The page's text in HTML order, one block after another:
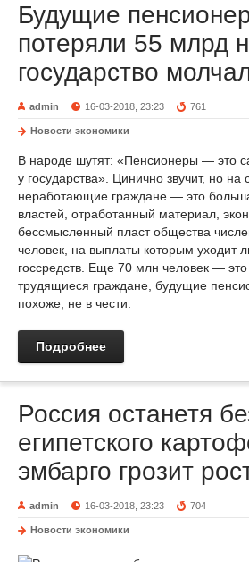
Будущие
потеряли 55 млрд
государство
admin 16-03-2018, 23:23 761
Новости экономики
В народе шутят: «Пенсионеры — это
у государства». Цинично звучит, но
неработающие граждане — это
властей, отработанный материал,
бессмысленный пласт общества
человек, на выплаты которым уходит
госсредств. Еще 70 млн человек —
трудящиеся граждане, будущие
похоже, не в чести.
Подробнее
Россия останетя
египетского
эмбарго грозит
admin 16-03-2018, 23:23 704
Новости экономики